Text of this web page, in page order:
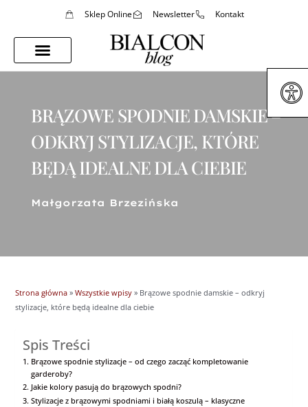
Sklep Online Newsletter Kontakt
BRĄZOWE SPODNIE DAMSKIE –
ODKRYJ STYLIZACJE, KTÓRE
BĘDĄ IDEALNE DLA CIEBIE
Małgorzata Brzezińska
Strona główna »Wszystkie wpisy » Brązowe spodnie damskie – odkryj
stylizacje, które będą idealne dla ciebie
Spis Treści
Brązowe spodnie stylizacje – od czego zacząć kompletowanie
garderoby?
Jakie kolory pasują do brązowych spodni?
Stylizacje z brązowymi spodniami i białą koszulą – klasyczne